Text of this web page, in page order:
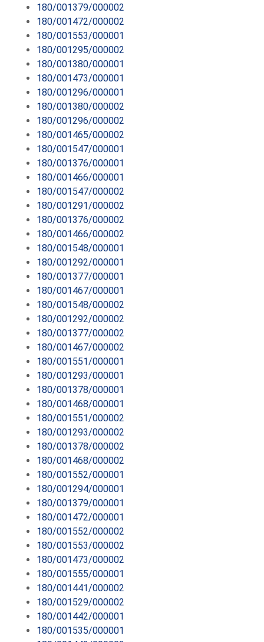
180/001379/000002
180/001472/000002
180/001553/000001
180/001295/000002
180/001380/000001
180/001473/000001
180/001296/000001
180/001380/000002
180/001296/000002
180/001465/000002
180/001547/000001
180/001376/000001
180/001466/000001
180/001547/000002
180/001291/000002
180/001376/000002
180/001466/000002
180/001548/000001
180/001292/000001
180/001377/000001
180/001467/000001
180/001548/000002
180/001292/000002
180/001377/000002
180/001467/000002
180/001551/000001
180/001293/000001
180/001378/000001
180/001468/000001
180/001551/000002
180/001293/000002
180/001378/000002
180/001468/000002
180/001552/000001
180/001294/000001
180/001379/000001
180/001472/000001
180/001552/000002
180/001553/000002
180/001473/000002
180/001555/000001
180/001441/000002
180/001529/000002
180/001442/000001
180/001535/000001